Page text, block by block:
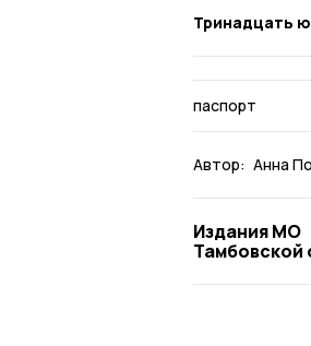
Тринадцать
паспорт
Автор: Анна
Издания МО
Тамбовской